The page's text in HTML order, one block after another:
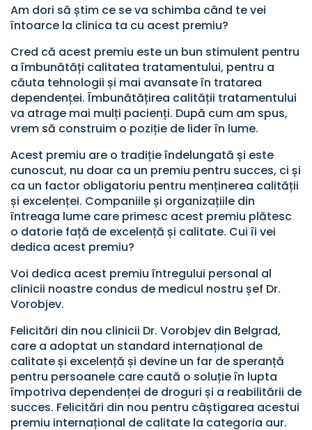
Am dori să știm ce se va schimba când te vei
întoarce la clinica ta cu acest premiu?
Cred că acest premiu este un bun stimulent pentru
a îmbunătăți calitatea tratamentului, pentru a
căuta tehnologii și mai avansate în tratarea
dependenței. Îmbunătățirea calității tratamentului
va atrage mai mulți pacienți. După cum am spus,
vrem să construim o poziție de lider în lume.
Acest premiu are o tradiție îndelungată și este
cunoscut, nu doar ca un premiu pentru succes, ci și
ca un factor obligatoriu pentru menținerea calității
și excelenței. Companiile și organizațiile din
întreaga lume care primesc acest premiu plătesc
o datorie față de excelență și calitate. Cui îi vei
dedica acest premiu?
Voi dedica acest premiu întregului personal al
clinicii noastre condus de medicul nostru șef Dr.
Vorobjev.
Felicitări din nou clinicii Dr. Vorobjev din Belgrad,
care a adoptat un standard internațional de
calitate și excelență și devine un far de speranță
pentru persoanele care caută o soluție în lupta
împotriva dependenței de droguri și a reabilitării de
succes. Felicitări din nou pentru câștigarea acestui
premiu internațional de calitate la categoria aur.